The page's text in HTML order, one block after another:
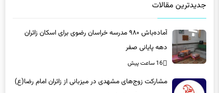
جدیدترین مقالات
آماده‌باش ۹۸۰ مدرسه خراسان رضوی برای اسکان زائران
دهه پایانی صفر
16 ساعت پیش
مشارکت زوج‌های مشهدی در میزبانی از زائران امام رضا(ع)